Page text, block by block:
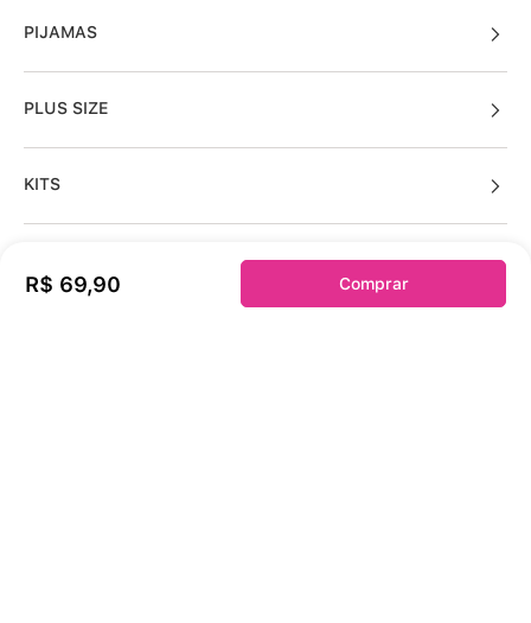
R$ 69,90 Comprar
PIJAMAS
PLUS SIZE
KITS
Sobre a duloren